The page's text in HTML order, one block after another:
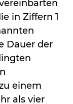
in Ziffern 1
Dauer der
einem
als vier